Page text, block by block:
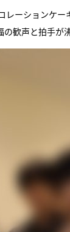
ーションケ
歓声と拍手が